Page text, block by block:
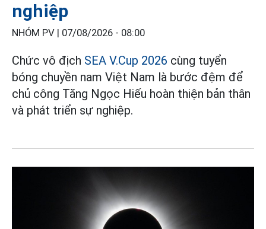
nghiệp
NHÓM PV | 07/08/2026 - 08:00
Chức vô địch SEA V.Cup 2026 cùng tuyển
bóng chuyền nam Việt Nam là bước đệm để
chủ công Tăng Ngọc Hiếu hoàn thiện bản thân
và phát triển sự nghiệp.